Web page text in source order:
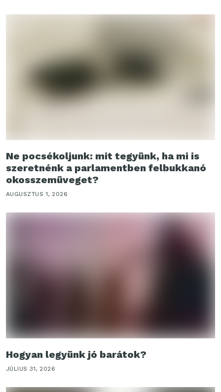
Ne pocsékoljunk: mit tegyünk, ha mi is
szeretnénk a parlamentben felbukkanó
okosszemüveget?
AUGUSZTUS 1, 2026
Hogyan legyünk jó barátok?
JÚLIUS 31, 2026